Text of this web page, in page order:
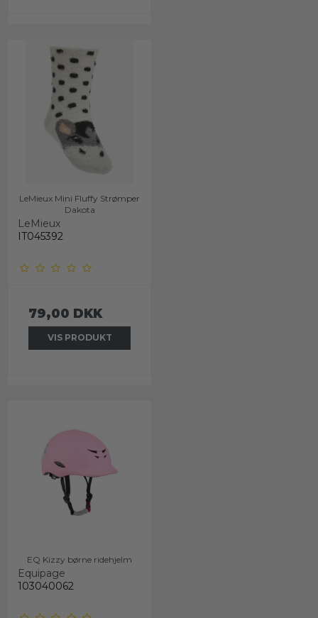
LeMieux Mini Fluffy Strømper
Dakota
LeMieux
IT045392
79,00 DKK
VIS PRODUKT
EQ Kizzy børne ridehjelm
Equipage
103040062